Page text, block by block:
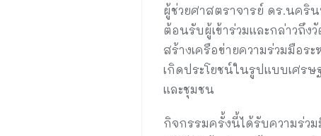
ผู้ช่วยศาสตราจารย์ ดร.นค
ต้อนรับผู้เข้าร่วมและกล่าวถึง
สร้างเครือข่ายความร่วมมือร
เกิดประโยชน์ในรูปแบบเศรษ
และชุมชน
กิจกรรมครั้งนี้ได้รับความร่ว